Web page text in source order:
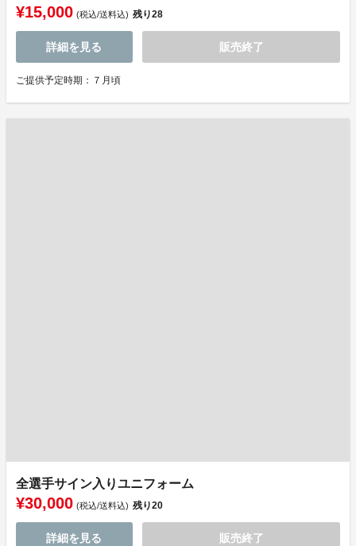
¥15,000 (税込/送料込) 残り28
詳細を見る 販売終了
ご提供予定時期：７月頃
全選手サイン入りユニフォーム
¥30,000 (税込/送料込) 残り20
詳細を見る 販売終了